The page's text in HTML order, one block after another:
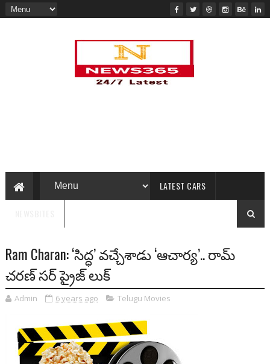
LATEST CARS
Ram Charan: ‘సిద్ధ’ వచ్చేశాడు ‘ఆచార్య’.. రామ్
చరణ్ సర్ ప్రైజ్ లుక్
Admin 6 years ago Telugu Movies